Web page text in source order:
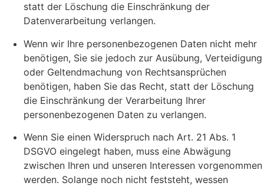
statt der Löschung die Einschränkung der
Datenverarbeitung verlangen.
Wenn wir Ihre personenbezogenen Daten nicht mehr
benötigen, Sie sie jedoch zur Ausübung, Verteidigung
oder Geltendmachung von Rechtsansprüchen
benötigen, haben Sie das Recht, statt der Löschung
die Einschränkung der Verarbeitung Ihrer
personenbezogenen Daten zu verlangen.
Wenn Sie einen Widerspruch nach Art. 21 Abs. 1
DSGVO eingelegt haben, muss eine Abwägung
zwischen Ihren und unseren Interessen vorgenommen
werden. Solange noch nicht feststeht, wessen